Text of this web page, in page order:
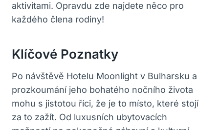
aktivitami. Opravdu zde najdete něco pro
každého člena rodiny!
Klíčové Poznatky
Po návštěvě Hotelu Moonlight v Bulharsku a
prozkoumání jeho bohatého nočního života
mohu s jistotou říci, že je to místo, které stojí
za to zažít. Od luxusních ubytovacích